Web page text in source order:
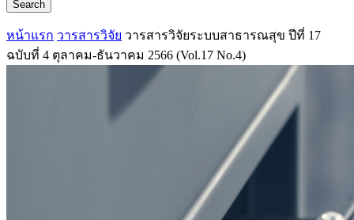
Search
หน้าแรก วารสารวิจัย วารสารวิจัยระบบสาธารณสุข ปีที่ 17
ฉบับที่ 4 ตุลาคม-ธันวาคม 2566 (Vol.17 No.4)